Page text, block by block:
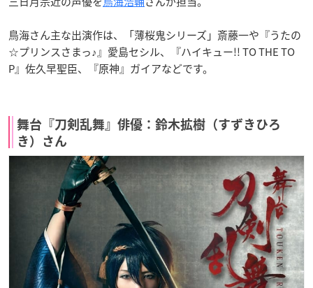
鳥海さん主な出演作は、「薄桜鬼シリーズ」斎藤一や『うたの
☆プリンスさまっ♪』愛島セシル、『ハイキュー!! TO THE TO
P』佐久早聖臣、『原神』ガイアなどです。
舞台『刀剣乱舞』俳優：鈴木拡樹（すずきひろ
き）さん